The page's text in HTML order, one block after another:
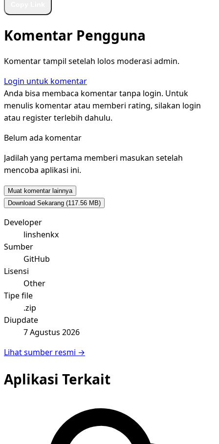
Komentar Pengguna
Komentar tampil setelah lolos moderasi admin.
Login untuk komentar
Anda bisa membaca komentar tanpa login. Untuk
menulis komentar atau memberi rating, silakan login
atau register terlebih dahulu.
Belum ada komentar
Jadilah yang pertama memberi masukan setelah
mencoba aplikasi ini.
Muat komentar lainnya
Download Sekarang (117.56 MB)
Developer
linshenkx
Sumber
GitHub
Lisensi
Other
Tipe file
.zip
Diupdate
7 Agustus 2026
Lihat sumber resmi →
Aplikasi Terkait